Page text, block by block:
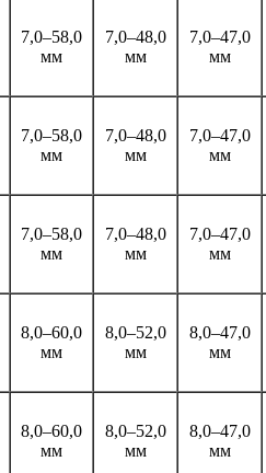
7,0–58,0
мм
7,0–48,0
мм
7,0–47,0
мм
7,0–58,0
мм
7,0–48,0
мм
7,0–47,0
мм
7,0–58,0
мм
7,0–48,0
мм
7,0–47,0
мм
8,0–60,0
мм
8,0–52,0
мм
8,0–47,0
мм
8,0–60,0
мм
8,0–52,0
мм
8,0–47,0
мм